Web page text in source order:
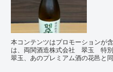
本コンテンツはプロモーションが
は、両関酒造株式会社 翠玉 特
翠玉、あのプレミアム酒の花邑と